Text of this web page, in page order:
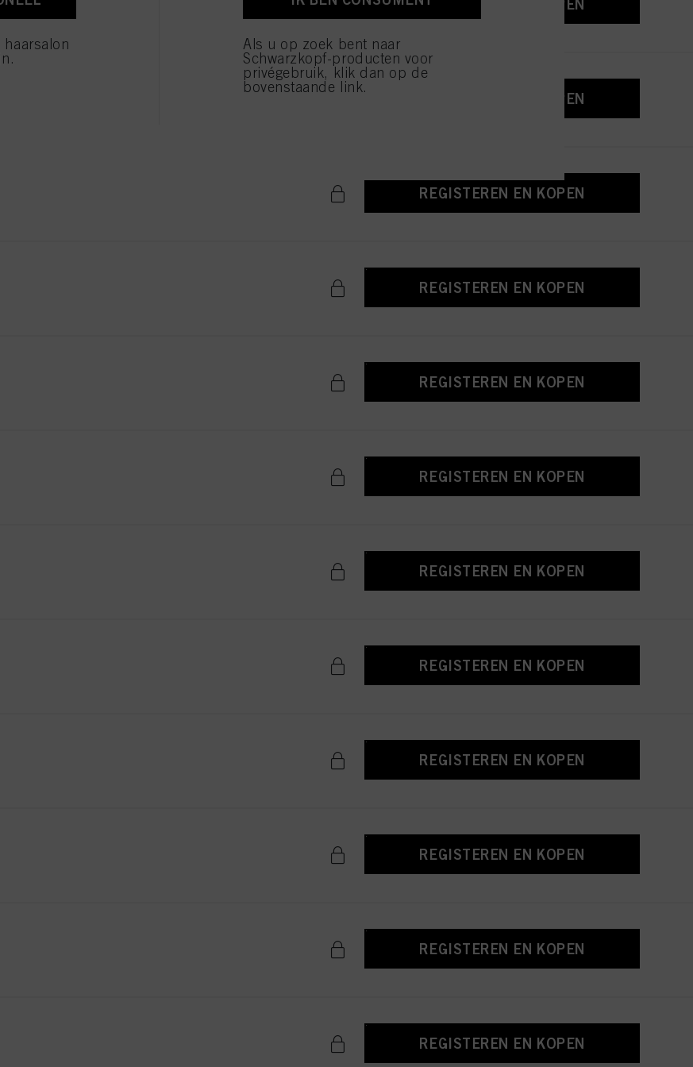
REGISTEREN EN KOPEN
REGISTEREN EN KOPEN
REGISTEREN EN KOPEN
REGISTEREN EN KOPEN
REGISTEREN EN KOPEN
REGISTEREN EN KOPEN
REGISTEREN EN KOPEN
REGISTEREN EN KOPEN
REGISTEREN EN KOPEN
REGISTEREN EN KOPEN
REGISTEREN EN KOPEN
REGISTEREN EN KOPEN
Als u op zoek bent naar
Schwarzkopf-producten voor
privégebruik, klik dan op de
bovenstaande link.
noodzakelijk zijn om u deze website aan te kunnen bieden..